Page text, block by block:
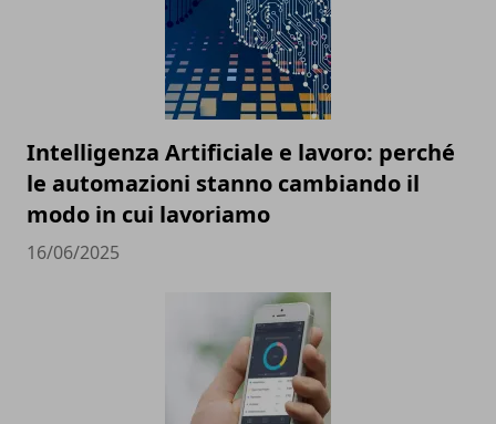
Intelligenza Artificiale e lavoro: perché
le automazioni stanno cambiando il
modo in cui lavoriamo
16/06/2025